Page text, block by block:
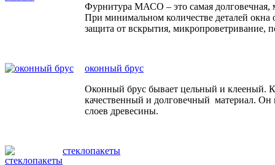
Фурнитура МАСО – это самая долговечная,
При минимальном количестве деталей
защита от вскрытия, микропроветривание,
оконный брус
Оконный брус бывает цельный и клееный.
качественный и долговечный материал. Он
слоев древесины.
стеклопакеты